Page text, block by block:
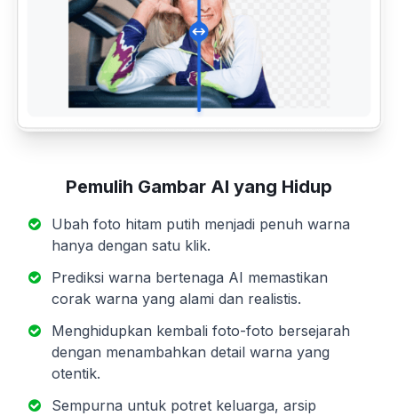
Pemulih Gambar AI yang Hidup
Ubah foto hitam putih menjadi penuh warna
hanya dengan satu klik.
Prediksi warna bertenaga AI memastikan
corak warna yang alami dan realistis.
Menghidupkan kembali foto-foto bersejarah
dengan menambahkan detail warna yang
otentik.
Sempurna untuk potret keluarga, arsip